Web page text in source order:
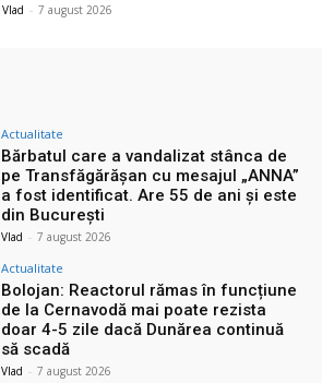
Vlad - 7 august 2026
Actualitate
Bărbatul care a vandalizat stânca de
pe Transfăgărășan cu mesajul „ANNA”
a fost identificat. Are 55 de ani și este
din București
Vlad - 7 august 2026
Actualitate
Bolojan: Reactorul rămas în funcțiune
de la Cernavodă mai poate rezista
doar 4-5 zile dacă Dunărea continuă
să scadă
Vlad - 7 august 2026